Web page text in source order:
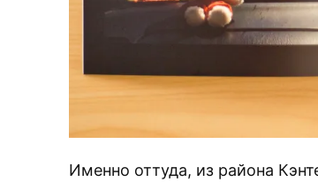
Именно оттуда, из района